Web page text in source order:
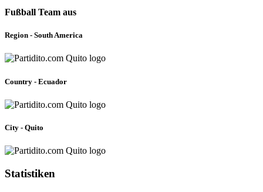
Fußball Team aus
Region - South America
Country - Ecuador
City - Quito
Statistiken